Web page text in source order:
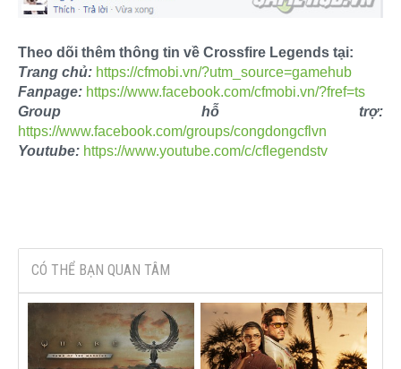
Theo dõi thêm thông tin về Crossfire Legends tại:
Trang chủ: https://cfmobi.vn/?utm_source=gamehub
Fanpage: https://www.facebook.com/cfmobi.vn/?fref=ts
Group hỗ trợ:
https://www.facebook.com/groups/congdongcflvn
Youtube: https://www.youtube.com/c/cflegendstv
CÓ THỂ BẠN QUAN TÂM